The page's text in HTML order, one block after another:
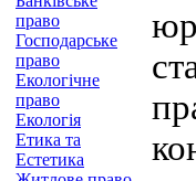
право
Господарське
право
Екологічне
право
Екологія
Етика та
Естетика